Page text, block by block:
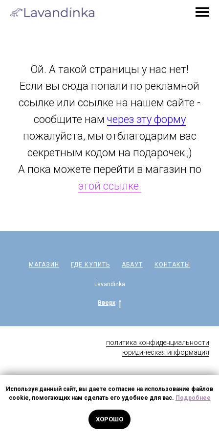
Пожалуйста, позвоните нам перед посещением по номеру+79032890300.
Или запишитесь черезформуна удобное время.
Ой. А такой страницы у нас нет!
Если вы сюда попали по рекламной
ссылке или ссылке на нашем сайте -
сообщите нам через эту форму
пожалуйста, мы отблагодарим вас
секретным кодом на подарочек ;)
А пока можете перейти в магазин по
этой ссылке.
Используя данный сайт, вы даете согласие на использование файлов
cookie, помогающих нам сделать его удобнее для вас. Подробнее
ХОРОШО
МАГАЗИН ГДЕ КУПИТЬ АБАУТ КОНТАКТЫ
Lavandinka
Вверх
политика конфиденциальности
юридическая информация
Made on Tilda